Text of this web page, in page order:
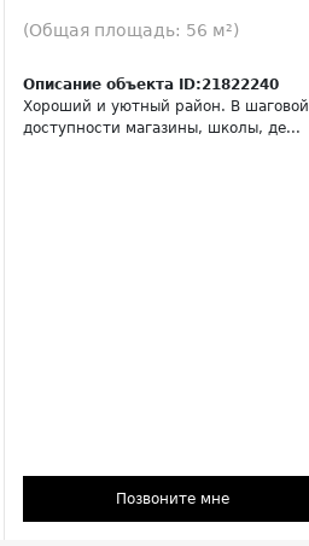
(Общая площадь: 56 м²)
Описание объекта ID:21822240
Хороший и уютный район. В шаговой
доступности магазины, школы, де...
Позвоните мне